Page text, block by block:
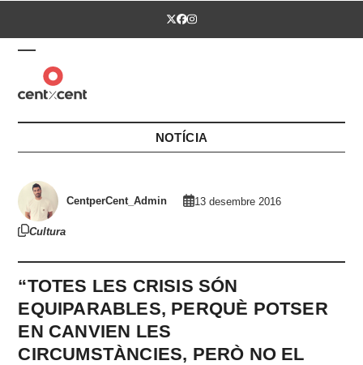
Twitter
Facebook
Instagram
Open
mobile
menu
Close
mobile
menu
NOTÍCIA
CentperCent_Admin 13 desembre 2016
Cultura
“TOTES LES CRISIS SÓN
EQUIPARABLES, PERQUÈ POTSER
EN CANVIEN LES
CIRCUMSTÀNCIES, PERÒ NO EL